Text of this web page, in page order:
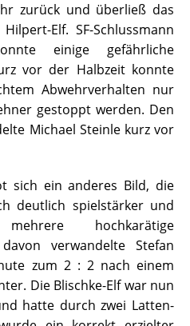
zurück und überließ das
Elf. SF-Schlussmann
einige gefährliche
vor der Halbzeit konnte
Abwehrverhalten nur
gestoppt werden. Den
Michael Steinle kurz vor
sich ein anderes Bild, die
deutlich spielstärker und
hochkarätige
verwandelte Stefan
zum 2 : 2 nach einem
Die Blischke-Elf war nun
hatte durch zwei Latten-